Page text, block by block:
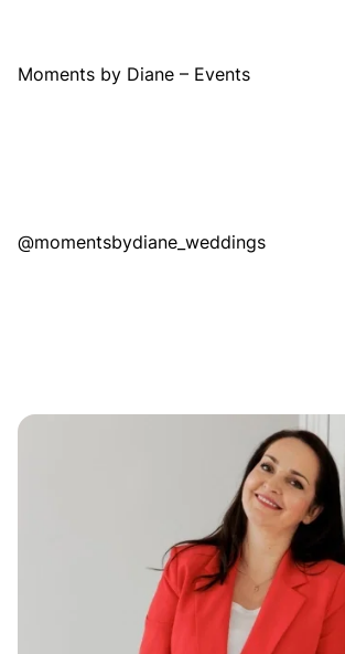
Moments by Diane – Events
@momentsbydiane_weddings